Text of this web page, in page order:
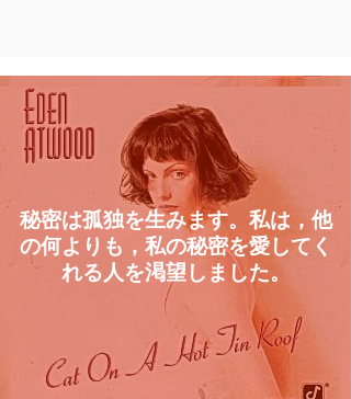
秘密は孤独を生みます。私は，他
の何よりも，私の秘密を愛してく
れる人を渇望しました。